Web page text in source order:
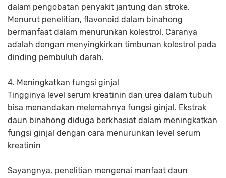
dalam pengobatan penyakit jantung dan stroke.
Menurut penelitian, flavonoid dalam binahong
bermanfaat dalam menurunkan kolestrol. Caranya
adalah dengan menyingkirkan timbunan kolestrol pada
dinding pembuluh darah.
4. Meningkatkan fungsi ginjal
Tingginya level serum kreatinin dan urea dalam tubuh
bisa menandakan melemahnya fungsi ginjal. Ekstrak
daun binahong diduga berkhasiat dalam meningkatkan
fungsi ginjal dengan cara menurunkan level serum
kreatinin
Sayangnya, penelitian mengenai manfaat daun